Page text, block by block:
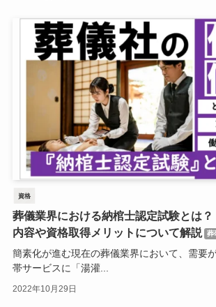
資格
葬儀業界における納棺士認定試験とは
内容や資格取得メリットについて解説
葬
簡素化が進む現在の葬儀業界において、需要
帯サービスに「湯灌...
2022年10月29日